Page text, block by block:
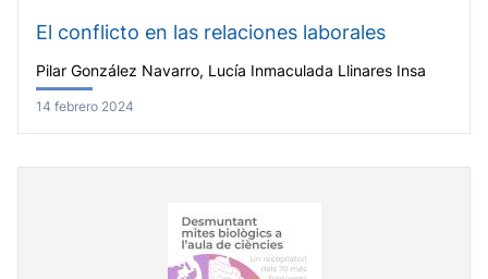
El conflicto en las relaciones laborales
Pilar González Navarro, Lucía Inmaculada Llinares Insa
14 febrero 2024